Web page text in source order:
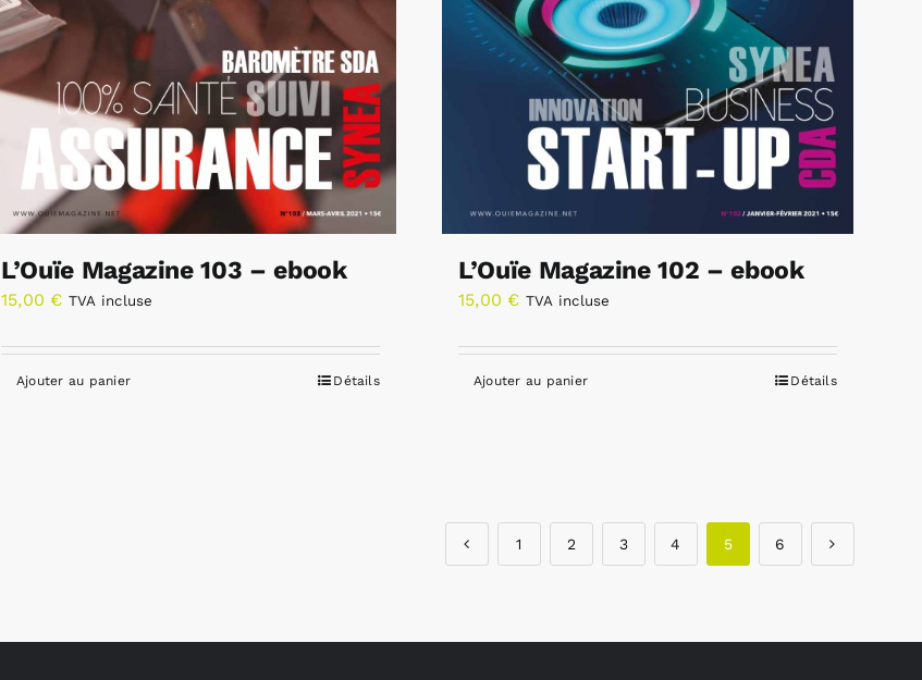
L’Ouïe Magazine 103 – ebook
15,00 € TVA incluse
Ajouter au panier Détails
L’Ouïe Magazine 102 – ebook
15,00 € TVA incluse
Ajouter au panier Détails
1 2 3 4 5 6